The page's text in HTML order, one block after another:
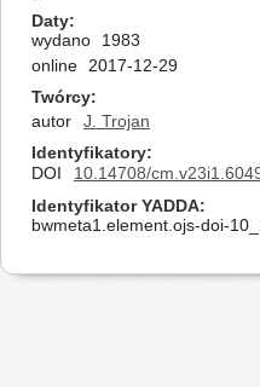
Daty
wydano
1983
online
2017-12-29
Twórcy
autor
J. Trojan
Identyfikatory
DOI
10.14708/
Identyfikator YADDA
bwmeta1.element.ojs-doi-